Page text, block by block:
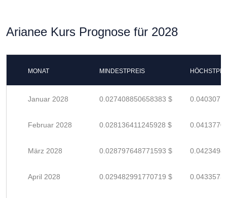
Arianee Kurs Prognose für 2028
MONAT MINDESTPREIS
Januar 2028 0.027408850658383 $
Februar 2028 0.028136411245928 $
März 2028 0.028797648771593 $
April 2028 0.029482991770719 $